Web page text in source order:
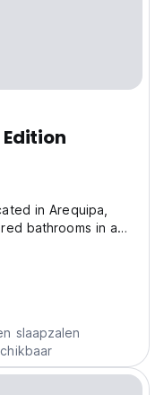
in Arequipa,
bathrooms in a
and
property. At the
slaapzalen